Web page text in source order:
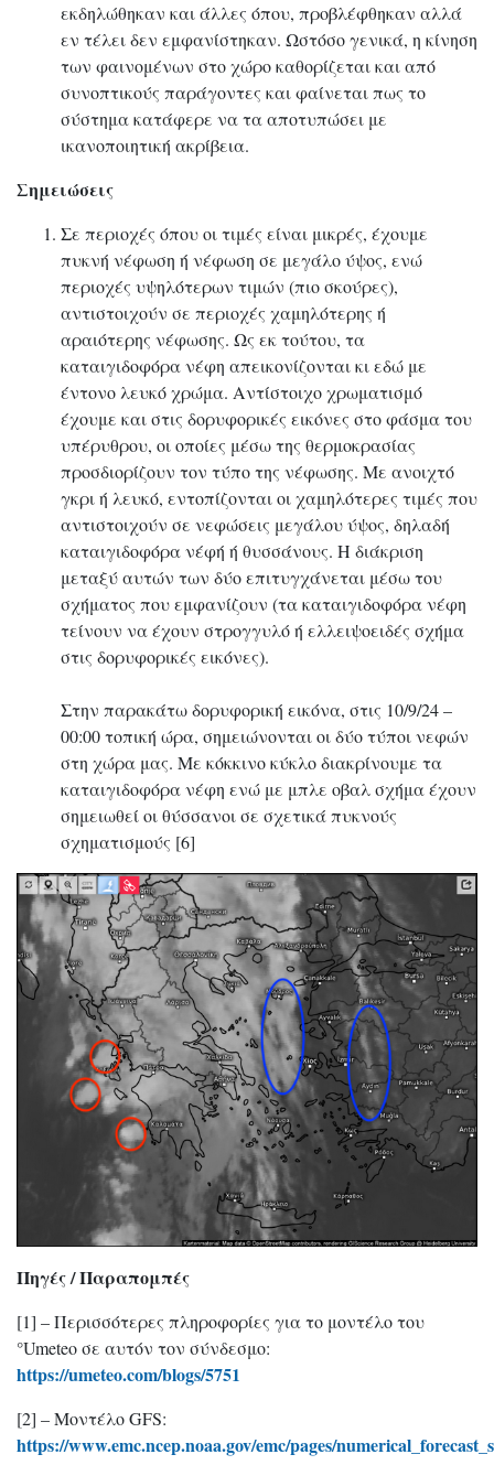
εκδηλώθηκαν και άλλες όπου, προβλέφθηκαν αλλά
εν τέλει δεν εμφανίστηκαν. Ωστόσο γενικά, η κίνηση
των φαινομένων στο χώρο καθορίζεται και από
συνοπτικούς παράγοντες και φαίνεται πως το
σύστημα κατάφερε να τα αποτυπώσει με
ικανοποιητική ακρίβεια.
Σημειώσεις
Σε περιοχές όπου οι τιμές είναι μικρές, έχουμε
πυκνή νέφωση ή νέφωση σε μεγάλο ύψος, ενώ
περιοχές υψηλότερων τιμών (πιο σκούρες),
αντιστοιχούν σε περιοχές χαμηλότερης ή
αραιότερης νέφωσης. Ως εκ τούτου, τα
καταιγιδοφόρα νέφη απεικονίζονται κι εδώ με
έντονο λευκό χρώμα. Αντίστοιχο χρωματισμό
έχουμε και στις δορυφορικές εικόνες στο φάσμα του
υπέρυθρου, οι οποίες μέσω της θερμοκρασίας
προσδιορίζουν τον τύπο της νέφωσης. Με ανοιχτό
γκρι ή λευκό, εντοπίζονται οι χαμηλότερες τιμές που
αντιστοιχούν σε νεφώσεις μεγάλου ύψος, δηλαδή
καταιγιδοφόρα νέφή ή θυσσάνους. Η διάκριση
μεταξύ αυτών των δύο επιτυγχάνεται μέσω του
σχήματος που εμφανίζουν (τα καταιγιδοφόρα νέφη
τείνουν να έχουν στρογγυλό ή ελλειψοειδές σχήμα
στις δορυφορικές εικόνες).
Στην παρακάτω δορυφορική εικόνα, στις 10/9/24 –
00:00 τοπική ώρα, σημειώνονται οι δύο τύποι νεφών
στη χώρα μας. Με κόκκινο κύκλο διακρίνουμε τα
καταιγιδοφόρα νέφη ενώ με μπλε οβαλ σχήμα έχουν
σημειωθεί οι θύσσανοι σε σχετικά πυκνούς
σχηματισμούς [6]
Πηγές / Παραπομπές
[1] – Περισσότερες πληροφορίες για το μοντέλο του
°Umeteo σε αυτόν τον σύνδεσμο:
https://umeteo.com/blogs/5751
[2] – Μοντέλο GFS:
https://www.emc.ncep.noaa.gov/emc/pages/